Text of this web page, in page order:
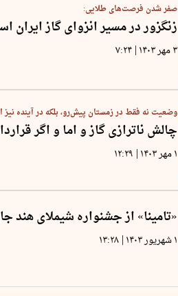
صفر شدن فرصت‌های طلایی:
زنگزور در مسیر انزوای گاز ایران
۳ مهر ۱۴۰۳ | ۷:۲۴
وضعیت نه فقط در زمستان پیش‌رو، بلکه در آینده
چالش ناترازی گاز و اما و اگر
۱ مهر ۱۴۰۳ | ۱۲:۲۹
«تامینا» از جشنواره شیملای هند
۱ شهریور ۱۴۰۳ | ۱۳:۲۸